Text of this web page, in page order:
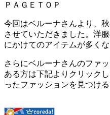
ＰＡＧＥＴＯＰ
今回はベルーナさんより、
させていただきました。洋
にかけてのアイテムが多くな
さらにベルーナさんのファ
ある方は下記よりクリック
ったファッションを見つけ